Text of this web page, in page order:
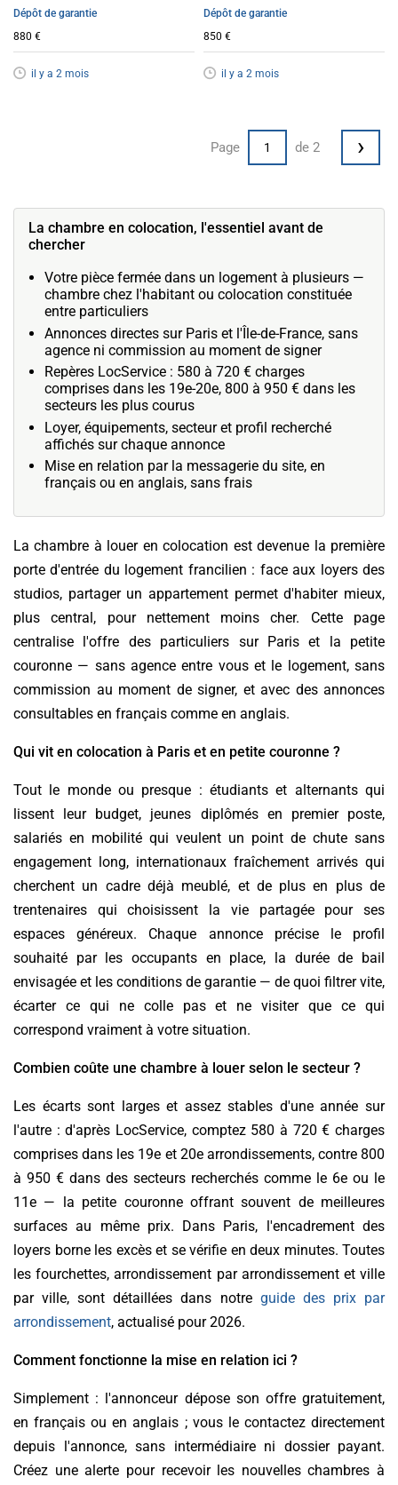
Dépôt de garantie
880 €
il y a 2 mois
Dépôt de garantie
850 €
il y a 2 mois
Page de 2 ›
La chambre en colocation, l'essentiel avant de
chercher
Votre pièce fermée dans un logement à plusieurs —
chambre chez l'habitant ou colocation constituée
entre particuliers
Annonces directes sur Paris et l'Île-de-France, sans
agence ni commission au moment de signer
Repères LocService : 580 à 720 € charges
comprises dans les 19e-20e, 800 à 950 € dans les
secteurs les plus courus
Loyer, équipements, secteur et profil recherché
affichés sur chaque annonce
Mise en relation par la messagerie du site, en
français ou en anglais, sans frais
La chambre à louer en colocation est devenue la première
porte d'entrée du logement francilien : face aux loyers des
studios, partager un appartement permet d'habiter mieux,
plus central, pour nettement moins cher. Cette page
centralise l'offre des particuliers sur Paris et la petite
couronne — sans agence entre vous et le logement, sans
commission au moment de signer, et avec des annonces
consultables en français comme en anglais.
Qui vit en colocation à Paris et en petite couronne ?
Tout le monde ou presque : étudiants et alternants qui
lissent leur budget, jeunes diplômés en premier poste,
salariés en mobilité qui veulent un point de chute sans
engagement long, internationaux fraîchement arrivés qui
cherchent un cadre déjà meublé, et de plus en plus de
trentenaires qui choisissent la vie partagée pour ses
espaces généreux. Chaque annonce précise le profil
souhaité par les occupants en place, la durée de bail
envisagée et les conditions de garantie — de quoi filtrer vite,
écarter ce qui ne colle pas et ne visiter que ce qui
correspond vraiment à votre situation.
Combien coûte une chambre à louer selon le secteur ?
Les écarts sont larges et assez stables d'une année sur
l'autre : d'après LocService, comptez 580 à 720 € charges
comprises dans les 19e et 20e arrondissements, contre 800
à 950 € dans des secteurs recherchés comme le 6e ou le
11e — la petite couronne offrant souvent de meilleures
surfaces au même prix. Dans Paris, l'encadrement des
loyers borne les excès et se vérifie en deux minutes. Toutes
les fourchettes, arrondissement par arrondissement et ville
par ville, sont détaillées dans notre guide des prix par
arrondissement, actualisé pour 2026.
Comment fonctionne la mise en relation ici ?
Simplement : l'annonceur dépose son offre gratuitement,
en français ou en anglais ; vous le contactez directement
depuis l'annonce, sans intermédiaire ni dossier payant.
Créez une alerte pour recevoir les nouvelles chambres à